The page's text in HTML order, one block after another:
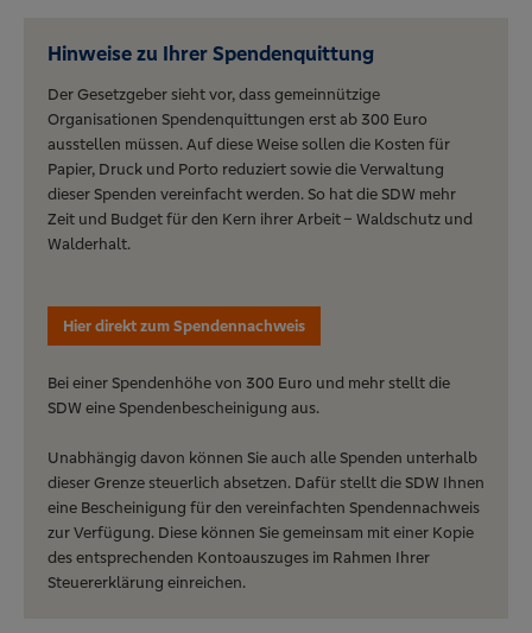
Hinweise zu Ihrer Spendenquittung
Der Gesetzgeber sieht vor, dass gemeinnützige
Organisationen Spendenquittungen erst ab 300 Euro
ausstellen müssen. Auf diese Weise sollen die Kosten für
Papier, Druck und Porto reduziert sowie die Verwaltung
dieser Spenden vereinfacht werden. So hat die SDW mehr
Zeit und Budget für den Kern ihrer Arbeit – Waldschutz und
Walderhalt.
Hier direkt zum Spendennachweis
Bei einer Spendenhöhe von 300 Euro und mehr stellt die
SDW eine Spendenbescheinigung aus.
Unabhängig davon können Sie auch alle Spenden unterhalb
dieser Grenze steuerlich absetzen. Dafür stellt die SDW Ihnen
eine Bescheinigung für den vereinfachten Spendennachweis
zur Verfügung. Diese können Sie gemeinsam mit einer Kopie
des entsprechenden Kontoauszuges im Rahmen Ihrer
Steuererklärung einreichen.